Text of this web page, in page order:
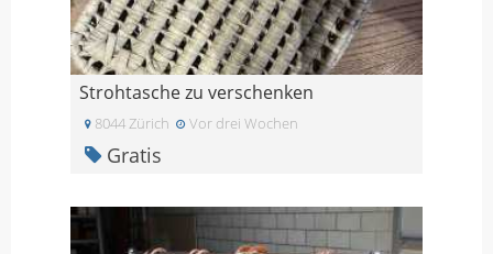
Strohtasche zu verschenken
8044 Zürich Vor drei Wochen
Gratis